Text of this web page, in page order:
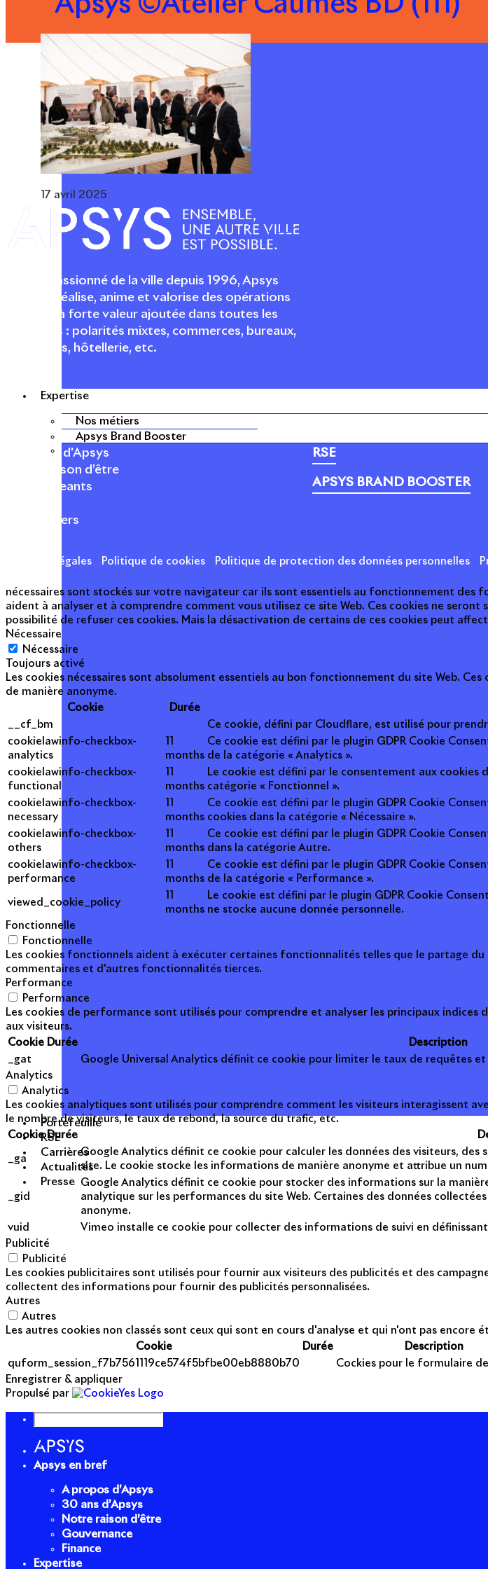
Expertise
Nos métiers
Apsys Brand Booster
Portefeuille
RSE
Carrières
Actualités
Presse
17 avril 2025
Acteur passionné de la ville depuis 1996, Apsys
conçoit, réalise, anime et valorise des opérations
urbaines à forte valeur ajoutée dans toutes les
fonctions : polarités mixtes, commerces, bureaux,
logements, hôtellerie, etc.
APSYS EN BREF
À propos d'Apsys
Notre raison d’être
Nos dirigeants
Nos métiers
RSE
APSYS BRAND BOOSTER
Mentions légales Politique de cookies Politique de protection des données personnelles
nécessaires sont stockés sur votre navigateur car ils sont essentiels au fonctionnement
aident à analyser et à comprendre comment vous utilisez ce site Web. Ces cookies ne
possibilité de refuser ces cookies. Mais la désactivation de certains de ces cookies peut
Nécessaire
Nécessaire
Toujours activé
Les cookies nécessaires sont absolument essentiels au bon fonctionnement du site Web.
de manière anonyme.
Cookie
Durée
__cf_bm
Ce cookie, défini par Cloudflare, est utilisé pour
cookielawinfo-checkbox-
analytics
months
Ce cookie est défini par le plugin GDPR Cookie
de la catégorie « Analytics ».
cookielawinfo-checkbox-
functional
months
Le cookie est défini par le consentement aux cookies
catégorie « Fonctionnel ».
cookielawinfo-checkbox-
necessary
months
Ce cookie est défini par le plugin GDPR Cookie
cookies dans la catégorie « Nécessaire ».
cookielawinfo-checkbox-
others
months
Ce cookie est défini par le plugin GDPR Cookie
dans la catégorie Autre.
cookielawinfo-checkbox-
performance
months
Ce cookie est défini par le plugin GDPR Cookie
de la catégorie « Performance ».
viewed_cookie_policy
months
Le cookie est défini par le plugin GDPR Cookie
ne stocke aucune donnée personnelle.
Fonctionnelle
Fonctionnelle
Les cookies fonctionnels aident à exécuter certaines fonctionnalités telles que le partage
commentaires et d'autres fonctionnalités tierces.
Performance
Performance
Les cookies de performance sont utilisés pour comprendre et analyser les principaux
aux visiteurs.
Cookie Durée
Description
_gat
Google Universal Analytics définit ce cookie pour limiter le taux de requêtes
Analytics
Analytics
Les cookies analytiques sont utilisés pour comprendre comment les visiteurs interagissent
le nombre de visiteurs, le taux de rebond, la source du trafic, etc.
Cookie Durée
_ga
Google Analytics définit ce cookie pour calculer les données des visiteurs,
site. Le cookie stocke les informations de manière anonyme et attribue un
_gid
Google Analytics définit ce cookie pour stocker des informations sur la
analytique sur les performances du site Web. Certaines des données
anonyme.
vuid
Vimeo installe ce cookie pour collecter des informations de suivi en
Publicité
Publicité
Les cookies publicitaires sont utilisés pour fournir aux visiteurs des publicités et des
collectent des informations pour fournir des publicités personnalisées.
Autres
Autres
Les autres cookies non classés sont ceux qui sont en cours d'analyse et qui n'ont pas encore
Cookie
Durée
Description
quform_session_f7b7561119ce574f5bfbe00eb8880b70
Cockies pour le formulaire
Enregistrer & appliquer
Propulsé par
Apsys en bref
A propos d’Apsys
30 ans d’Apsys
Notre raison d’être
Gouvernance
Finance
Expertise